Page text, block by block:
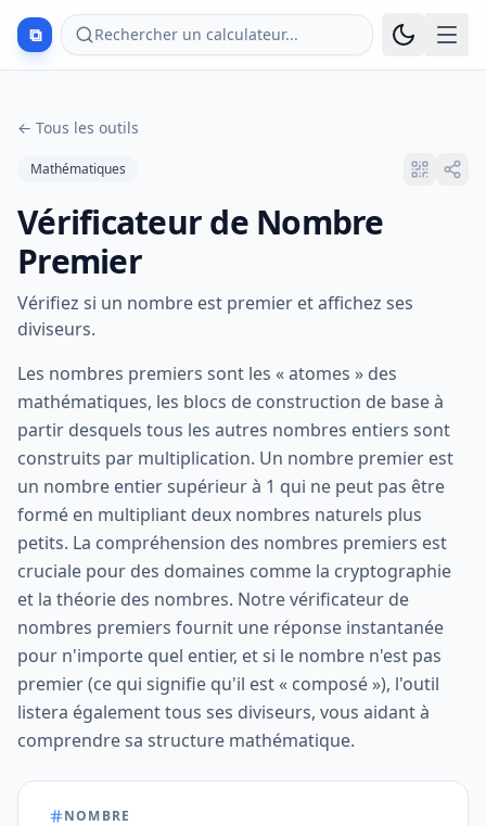
⧉ Rechercher un calculateur...
← Tous les outils
Mathématiques
Vérificateur de Nombre
Premier
Vérifiez si un nombre est premier et affichez ses
diviseurs.
Les nombres premiers sont les « atomes » des
mathématiques, les blocs de construction de base à
partir desquels tous les autres nombres entiers sont
construits par multiplication. Un nombre premier est
un nombre entier supérieur à 1 qui ne peut pas être
formé en multipliant deux nombres naturels plus
petits. La compréhension des nombres premiers est
cruciale pour des domaines comme la cryptographie
et la théorie des nombres. Notre vérificateur de
nombres premiers fournit une réponse instantanée
pour n'importe quel entier, et si le nombre n'est pas
premier (ce qui signifie qu'il est « composé »), l'outil
listera également tous ses diviseurs, vous aidant à
comprendre sa structure mathématique.
NOMBRE